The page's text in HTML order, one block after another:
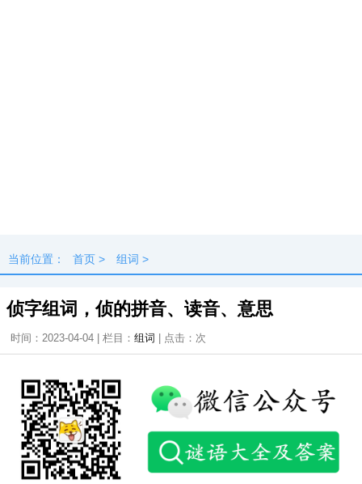
当前位置： 首页 > 组词 >
侦字组词，侦的拼音、读音、意思
时间：2023-04-04 | 栏目： 组词 | 点击： 次